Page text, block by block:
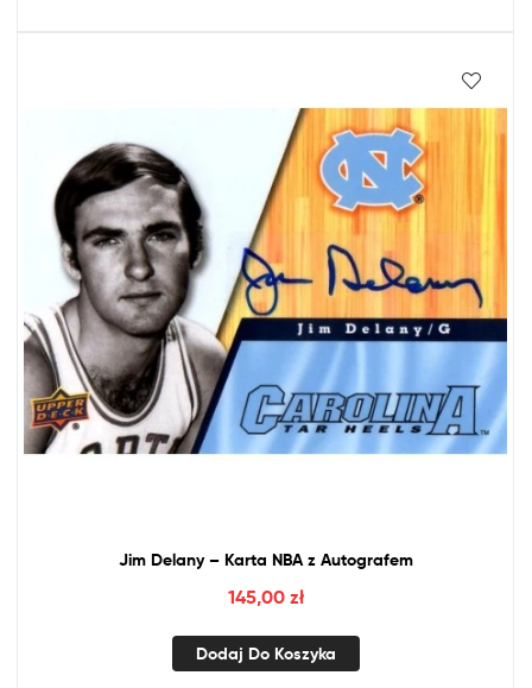
Jim Delany – Karta NBA zAutografem
145,00 zł
Dodaj Do Koszyka